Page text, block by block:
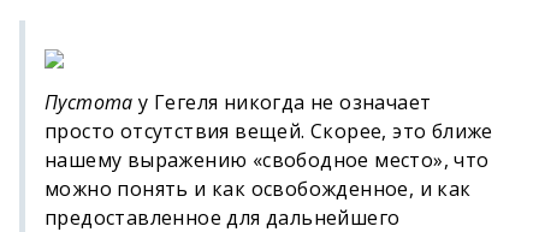
Пустота у Гегеля никогда не означает
просто отсутствия вещей. Скорее, это ближе
нашему выражению «свободное место», что
можно понять и как освобожденное, и как
предоставленное для дальнейшего